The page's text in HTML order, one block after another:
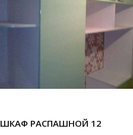
ШКАФ РАСПАШНОЙ 12